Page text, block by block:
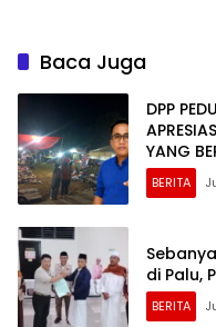
Baca Juga
DPP
YANG
BERITA
di Palu,
BERITA